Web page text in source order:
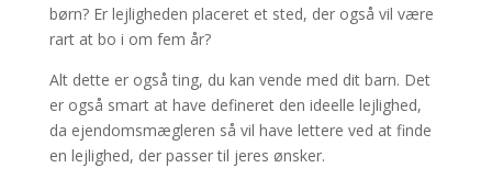
børn? Er lejligheden placeret et sted, der også vil være
rart at bo i om fem år?
Alt dette er også ting, du kan vende med dit barn. Det
er også smart at have defineret den ideelle lejlighed,
da ejendomsmægleren så vil have lettere ved at finde
en lejlighed, der passer til jeres ønsker.